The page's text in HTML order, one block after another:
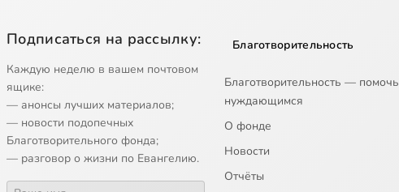
Подписаться на рассылку:
Каждую неделю в вашем почтовом
ящике:
— анонсы лучших материалов;
— новости подопечных
Благотворительного фонда;
— разговор о жизни по Евангелию.
Благотворительность
Благотворительность — помочь
нуждающимся
О фонде
Новости
Отчёты